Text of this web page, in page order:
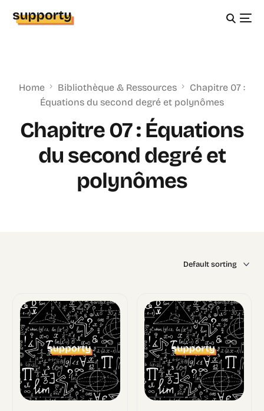
Home Bibliothèque & Ressources
Chapitre 07 :
Équations du second degré et polynômes
Chapitre 07 : Équations
du second degré et
polynômes